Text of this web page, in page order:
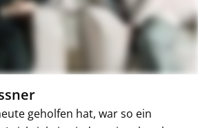
geholfen hat, war so ein